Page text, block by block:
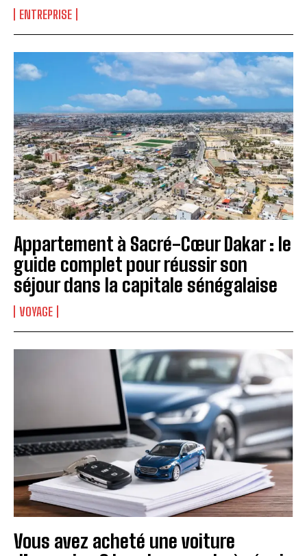
ENTREPRISE
Appartement à Sacré-Cœur Dakar : le
guide complet pour réussir son
séjour dans la capitale sénégalaise
VOYAGE
Vous avez acheté une voiture